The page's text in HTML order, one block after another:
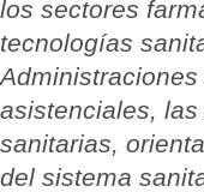
los sectores
tecnologías
asistenciales,
sanitarias,
del sistema